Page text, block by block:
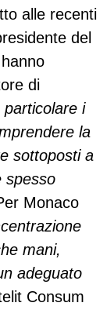
alle recenti
del
di
particolare i
la
sottoposti a
spesso
Monaco
mani,
adeguato
Consum